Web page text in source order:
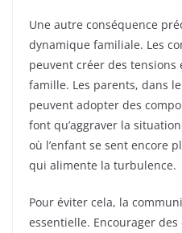
Une autre conséquence
dynamique familiale. Les
peuvent créer des
famille. Les parents, dans
peuvent adopter des
font qu’aggraver la
où l’enfant se sent encore
qui alimente la turbulence.
Pour éviter cela, la
essentielle. Encourager